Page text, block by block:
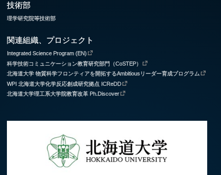
技術部
理学研究院等技術部
関連組織、プロジェクト
Integrated Science Program (EN)
科学技術コミュニケーション教育研究部門（CoSTEP）
北海道大学 物質科学フロンティアを開拓するAmbitiousリーダー育成プログラム
WPI 北海道大学化学反応創成研究拠点 ICReDD
北海道大学理工系大学院教育改革 Ph.Discover